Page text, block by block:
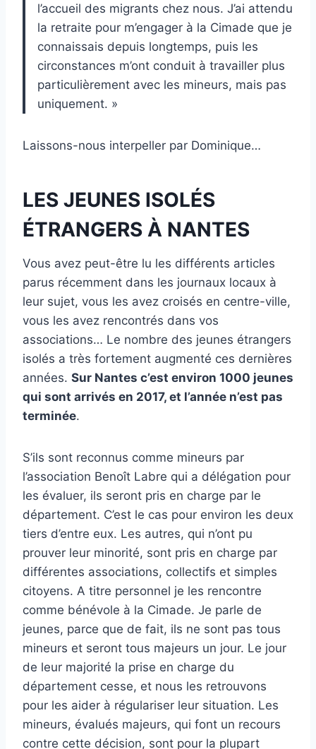
l’accueil des migrants chez nous. J’ai attendu
la retraite pour m’engager à la Cimade que je
connaissais depuis longtemps, puis les
circonstances m’ont conduit à travailler plus
particulièrement avec les mineurs, mais pas
uniquement. »
Laissons-nous interpeller par Dominique…
LES JEUNES ISOLÉS
ÉTRANGERS À NANTES
Vous avez peut-être lu les différents articles
parus récemment dans les journaux locaux à
leur sujet, vous les avez croisés en centre-ville,
vous les avez rencontrés dans vos
associations… Le nombre des jeunes étrangers
isolés a très fortement augmenté ces dernières
années. Sur Nantes c’est environ 1000 jeunes
qui sont arrivés en 2017, et l’année n’est pas
terminée.
S’ils sont reconnus comme mineurs par
l’association Benoît Labre qui a délégation pour
les évaluer, ils seront pris en charge par le
département. C’est le cas pour environ les deux
tiers d’entre eux. Les autres, qui n’ont pu
prouver leur minorité, sont pris en charge par
différentes associations, collectifs et simples
citoyens. A titre personnel je les rencontre
comme bénévole à la Cimade. Je parle de
jeunes, parce que de fait, ils ne sont pas tous
mineurs et seront tous majeurs un jour. Le jour
de leur majorité la prise en charge du
département cesse, et nous les retrouvons
pour les aider à régulariser leur situation. Les
mineurs, évalués majeurs, qui font un recours
contre cette décision, sont pour la plupart